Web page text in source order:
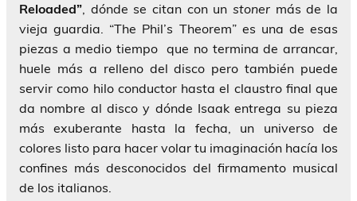
Reloaded”, dónde se citan con un stoner más de la
vieja guardia. “The Phil’s Theorem” es una de esas
piezas a medio tiempo que no termina de arrancar,
huele más a relleno del disco pero también puede
servir como hilo conductor hasta el claustro final que
da nombre al disco y dónde Isaak entrega su pieza
más exuberante hasta la fecha, un universo de
colores listo para hacer volar tu imaginación hacía los
confines más desconocidos del firmamento musical
de los italianos.